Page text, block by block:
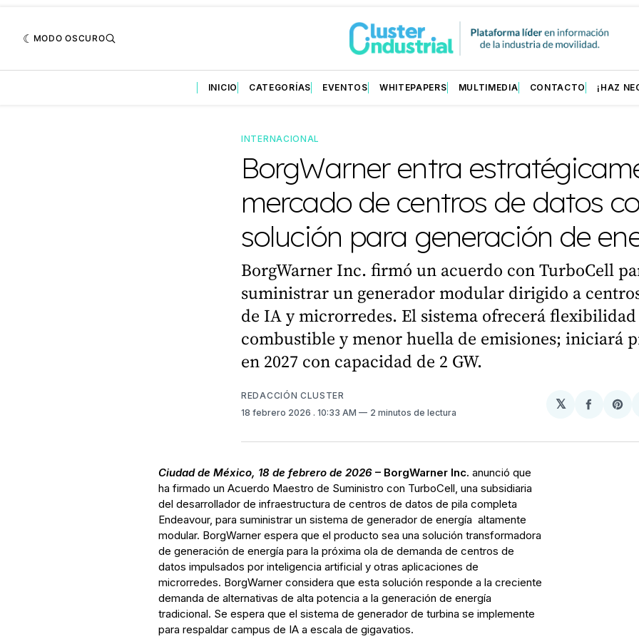
MODO OSCURO
INICIO CATEGORÍAS EVENTOS WHITEPAPERS MULTIMEDIA CONTACTO ¡HAZ
INTERNACIONAL
BorgWarner entra
mercado de centros de datos
solución para generación de
BorgWarner Inc. firmó un acuerdo con TurboCell
suministrar un generador modular dirigido a
de IA y microrredes. El sistema ofrecerá flexibilidad
combustible y menor huella de emisiones; iniciará
en 2027 con capacidad de 2 GW.
REDACCIÓN CLUSTER
18 febrero 2026 . 10:33 AM 2 minutos de lectura
𝕏
Ciudad de México, 18 de febrero de 2026 – BorgWarner Inc. anunció que
ha firmado un Acuerdo Maestro de Suministro con TurboCell, una subsidiaria
del desarrollador de infraestructura de centros de datos de pila completa
Endeavour, para suministrar un sistema de generador de energía altamente
modular. BorgWarner espera que el producto sea una solución transformadora
de generación de energía para la próxima ola de demanda de centros de
datos impulsados por inteligencia artificial y otras aplicaciones de
microrredes. BorgWarner considera que esta solución responde a la creciente
demanda de alternativas de alta potencia a la generación de energía
tradicional. Se espera que el sistema de generador de turbina se implemente
para respaldar campus de IA a escala de gigavatios.